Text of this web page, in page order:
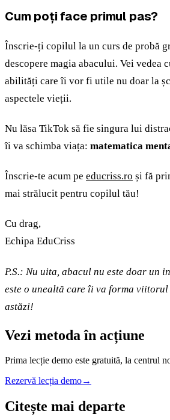
Cum poți face primul pas?
Înscrie-ți copilul la un curs de probă
descopere magia abacului. Vei vedea
abilități care îi vor fi utile nu doar la
aspectele vieții.
Nu lăsa TikTok să fie singura lui
îi va schimba viața: matematica
Înscrie-te acum pe educriss.ro și fă
mai strălucit pentru copilul tău!
Cu drag,
Echipa EduCriss
P.S.: Nu uita, abacul nu este doar un
este o unealtă care îi va forma
astăzi!
Vezi metoda în acțiune
Prima lecție demo este gratuită, la centrul
Rezervă lecția demo→
Citește mai departe